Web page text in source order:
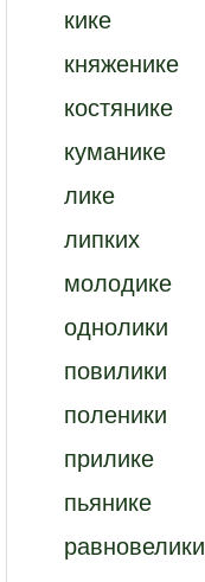
кике
княженике
костянике
куманике
лике
липких
молодике
однолики
повилики
поленики
прилике
пьянике
равновелики